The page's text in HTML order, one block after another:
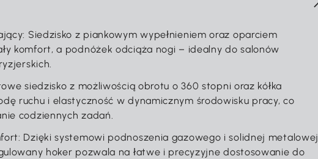
Siedzisko z piankowym wypełnieniem oraz oparciem
komfort, a podnóżek odciąża nogi – idealny do salonów
siedzisko z możliwością obrotu o 360 stopni oraz kółka
ruchu i elastyczność w dynamicznym środowisku pracy, co
codziennych zadań.
Dzięki systemowi podnoszenia gazowego i solidnej metalowej
hoker pozwala na łatwe i precyzyjne dostosowanie do